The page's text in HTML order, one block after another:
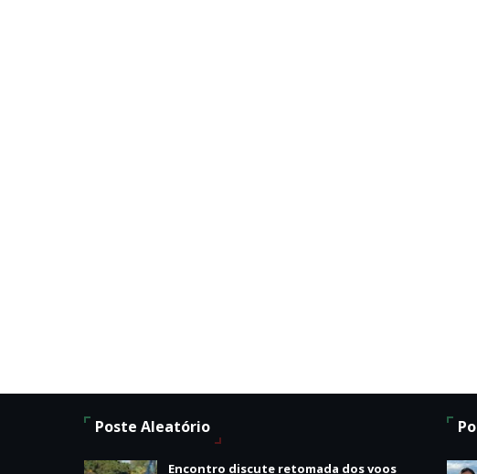
Poste Aleatório
Encontro discute retomada dos voos